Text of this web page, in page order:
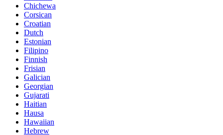
Chichewa
Corsican
Croatian
Dutch
Estonian
Filipino
Finnish
Frisian
Galician
Georgian
Gujarati
Haitian
Hausa
Hawaiian
Hebrew